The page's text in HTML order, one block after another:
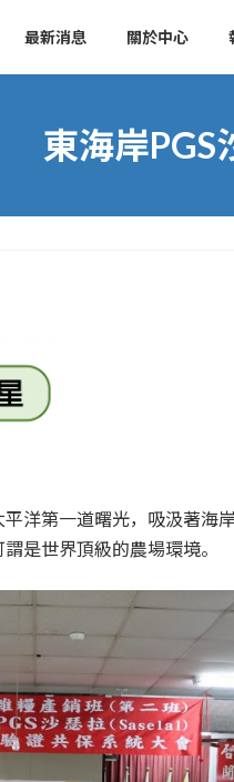
最新消息 關於中心
東海岸PGS
洋第一道曙光，吸汲著海
是世界頂級的農場環境。